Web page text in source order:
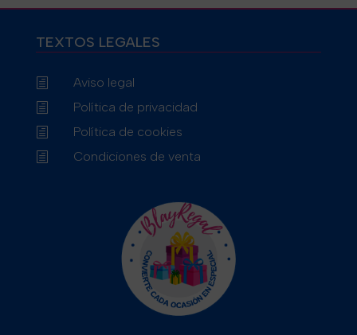
TEXTOS LEGALES
h Aviso legal
h Política de privacidad
h Política de cookies
h Condiciones de venta